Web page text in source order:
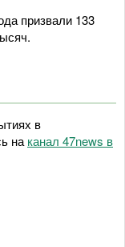
призвали 133
в
на канал 47news в